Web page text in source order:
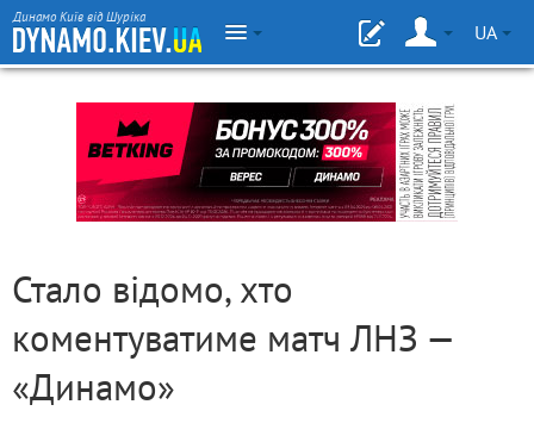
Динамо Київ від Шуріка
UA
Стало відомо, хто
коментуватиме матч ЛНЗ —
«Динамо»